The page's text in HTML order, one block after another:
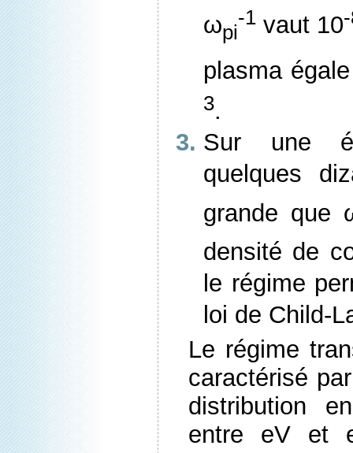
ωpi
-1 vaut 10
plasma
3.
Sur une
quelques
grande que
densité de
le régime
loi de Child-
Le régime
caractérisé
distribution
entre eV et